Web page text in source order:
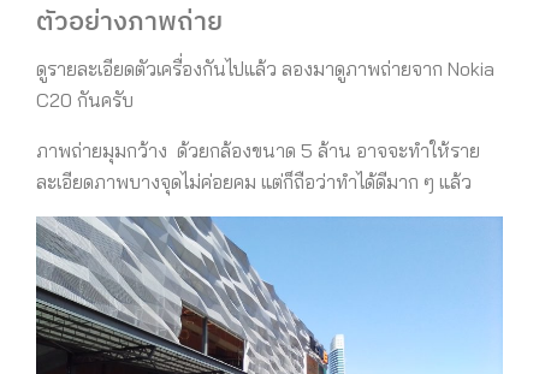
ตัวอย่างภาพถ่าย
ดูรายละเอียดตัวเครื่องกันไปแล้ว ลองมาดูภาพถ่ายจาก Nokia
C20 กันครับ
ภาพถ่ายมุมกว้าง ด้วยกล้องขนาด 5 ล้าน อาจจะทำให้ราย
ละเอียดภาพบางจุดไม่ค่อยคม แต่ก็ถือว่าทำได้ดีมาก ๆ แล้ว